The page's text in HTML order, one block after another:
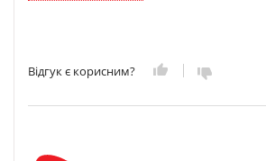
Відгук є корисним?